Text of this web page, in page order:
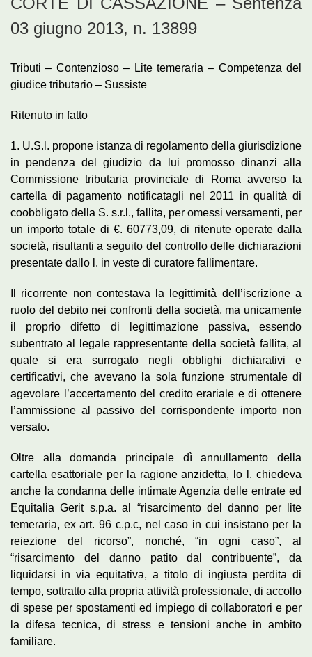
03 giugno 2013, n. 13899
Tributi – Contenzioso – Lite temeraria – Competenza del
giudice tributario – Sussiste
Ritenuto in fatto
1. U.S.l. propone istanza di regolamento della giurisdizione
in pendenza del giudizio da lui promosso dinanzi alla
Commissione tributaria provinciale di Roma avverso la
cartella di pagamento notificatagli nel 2011 in qualità di
coobbligato della S. s.r.l., fallita, per omessi versamenti, per
un importo totale di €. 60773,09, di ritenute operate dalla
società, risultanti a seguito del controllo delle dichiarazioni
presentate dallo l. in veste di curatore fallimentare.
Il ricorrente non contestava la legittimità dell’iscrizione a
ruolo del debito nei confronti della società, ma unicamente
il proprio difetto di legittimazione passiva, essendo
subentrato al legale rappresentante della società fallita, al
quale si era surrogato negli obblighi dichiarativi e
certificativi, che avevano la sola funzione strumentale dì
agevolare l’accertamento del credito erariale e di ottenere
l’ammissione al passivo del corrispondente importo non
versato.
Oltre alla domanda principale dì annullamento della
cartella esattoriale per la ragione anzidetta, lo l. chiedeva
anche la condanna delle intimate Agenzia delle entrate ed
Equitalia Gerit s.p.a. al “risarcimento del danno per lite
temeraria, ex art. 96 c.p.c, nel caso in cui insistano per la
reiezione del ricorso”, nonché, “in ogni caso”, al
“risarcimento del danno patito dal contribuente”, da
liquidarsi in via equitativa, a titolo di ingiusta perdita di
tempo, sottratto alla propria attività professionale, di accollo
di spese per spostamenti ed impiego di collaboratori e per
la difesa tecnica, di stress e tensioni anche in ambito
familiare.